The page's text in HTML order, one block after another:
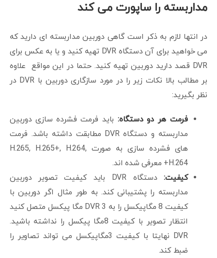
مداربسته را ساپورت می کند
در انتها لازم به ذکر است گاهی دوربین مداربسته ای دارید که
می خواهید برای آن دستگاه DVR تهیه کنید و یا به عکس برای
DVR قصد دارید دوربین تهیه کنید. حتما در این مواقع علاوه
بر مطالب بالا نکات زیر را در مورد سازگاری دوربین با DVR در
نظر بگیرید:
فرمت هر دو دستگاه: باید فرمت فشرده سازی دوربین
مداربسته و دستگاه DVR مطابقت داشته باشد. فرمت
های فشرده سازی به صورت H.265, H.265+, H.264,
H.264+ معرفی شده اند.
کیفیت:
دستگاه DVR باید کیفیت تصویر دوربین
مداربسته را پشتیبانی کند. به طور مثال اگر دوربین با
کیفیت 8 مگاپیکسل را به DVR 3 مگا پیکسل متصل کنید
انتظار تصویر با کیفیت 8مگا پیکسل را نداشته باشید.
DVR نهایتا با کیفیت 3مگاپیکسل می تواند تصاویر را
ضبط کند.